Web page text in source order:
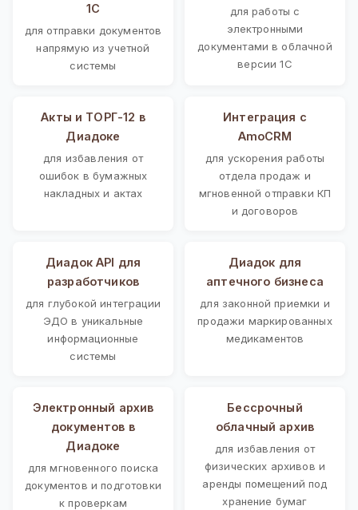
1С
для отправки документов
напрямую из учетной
системы
для работы с
электронными
документами в облачной
версии 1С
Акты и ТОРГ-12 в
Диадоке
для избавления от
ошибок в бумажных
накладных и актах
Интеграция с
AmoCRM
для ускорения работы
отдела продаж и
мгновенной отправки КП
и договоров
Диадок API для
разработчиков
для глубокой интеграции
ЭДО в уникальные
информационные
системы
Диадок для
аптечного бизнеса
для законной приемки и
продажи маркированных
медикаментов
Электронный архив
документов в
Диадоке
для мгновенного поиска
документов и подготовки
к проверкам
Бессрочный
облачный архив
для избавления от
физических архивов и
аренды помещений под
хранение бумаг